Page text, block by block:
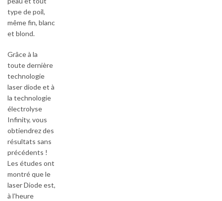
type de poil,
même fin, blanc
et blond.
Grâce à la
toute dernière
technologie
laser diode et à
la technologie
électrolyse
Infinity, vous
obtiendrez des
résultats sans
précédents !
Les études ont
montré que le
laser Diode est,
à l’heure